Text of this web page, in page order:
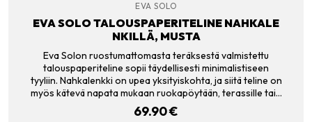
EVA SOLO
EVA SOLO TALOUSPAPERITELINE NAHKALE
NKILLÄ, MUSTA
Eva Solon ruostumattomasta teräksestä valmistettu
talouspaperiteline sopii täydellisesti minimalistiseen
tyyliin. Nahkalenkki on upea yksityiskohta, ja siitä teline on
myös kätevä napata mukaan ruokapöytään, terassille tai…
69.90€